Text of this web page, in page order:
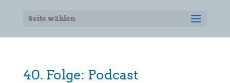
Seite wählen
40. Folge: Podcast